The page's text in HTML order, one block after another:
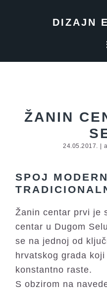
DIZAJN
ŽANIN
24.05.2017. |
SPOJ
Žanin centar prvi je
centar u Dugom
se na jednoj od
hrvatskog grada
konstantno raste.
S obzirom na